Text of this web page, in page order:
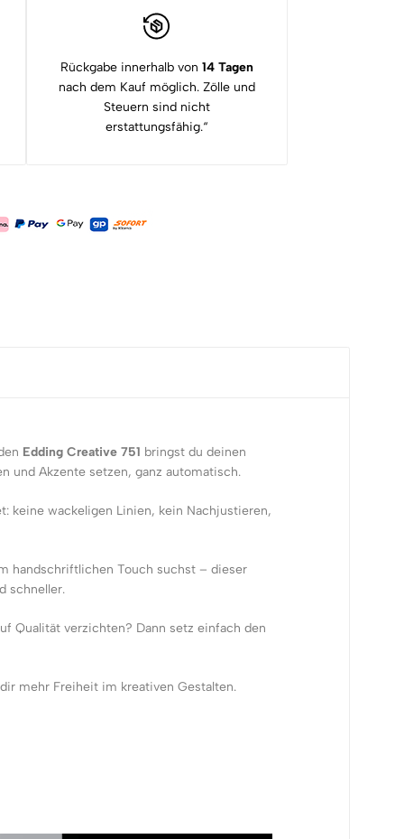
Rückgabe innerhalb von 14 Tagen
nach dem Kauf möglich. Zölle und
Steuern sind nicht
erstattungsfähig.“
Edding Creative 751 bringst du deinen
und Akzente setzen, ganz automatisch.
keine wackeligen Linien, kein Nachjustieren,
handschriftlichen Touch suchst – dieser
schneller.
Qualität verzichten? Dann setz einfach den
mehr Freiheit im kreativen Gestalten.